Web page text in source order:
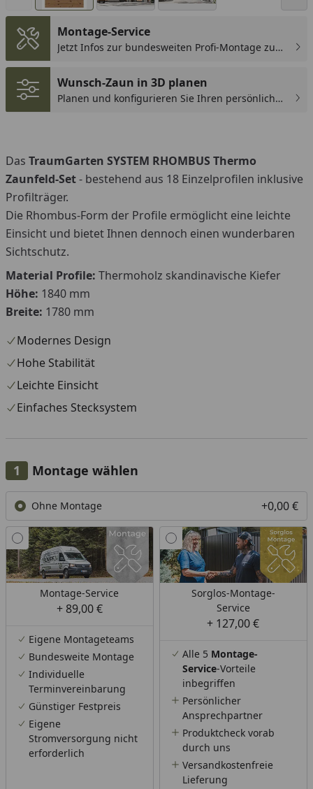
Montage-Service
Jetzt Infos zur bundesweiten Profi-Montage zum
Wunsch-Zaun in 3D planen
Planen und konfigurieren Sie Ihren persönlichen
Das TraumGarten SYSTEM RHOMBUS Thermo
Zaunfeld-Set- bestehend aus 18 Einzelprofilen inklusive
Profilträger.
Die Rhombus-Form der Profile ermöglicht eine leichte
Einsicht und bietet Ihnen dennoch einen wunderbaren
Sichtschutz.
Material Profile: Thermoholz skandinavische Kiefer
Höhe: 1840 mm
Breite: 1780 mm
Modernes Design
Hohe Stabilität
Leichte Einsicht
Einfaches Stecksystem
Montage wählen
Ohne Montage +0,00 €
Montage-Service
+ 89,00 €
Eigene Montageteams
Bundesweite Montage
Individuelle
Terminvereinbarung
Günstiger Festpreis
Eigene
Stromversorgung nicht
erforderlich
Sorglos-Montage-
Service
+ 127,00 €
Alle 5 Montage-
Service-Vorteile
inbegriffen
Persönlicher
Ansprechpartner
Produktcheck vorab
durch uns
Versandkostenfreie
Lieferung